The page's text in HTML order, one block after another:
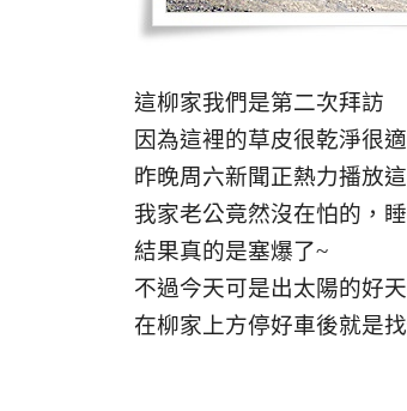
這柳家我們是第二次拜訪
因為這裡的草皮很乾淨很
昨晚周六新聞正熱力播放
我家老公竟然沒在怕的，
結果真的是塞爆了~
不過今天可是出太陽的好
在柳家上方停好車後就是